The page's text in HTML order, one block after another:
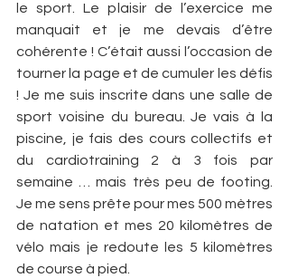
le sport. Le plaisir de l’exercice me
manquait et je me devais d’être
cohérente ! C’était aussi l’occasion de
tourner la page et de cumuler les défis
! Je me suis inscrite dans une salle de
sport voisine du bureau. Je vais à la
piscine, je fais des cours collectifs et
du cardiotraining 2 à 3 fois par
semaine … mais très peu de footing.
Je me sens prête pour mes 500 mètres
de natation et mes 20 kilomètres de
vélo mais je redoute les 5 kilomètres
de course à pied.